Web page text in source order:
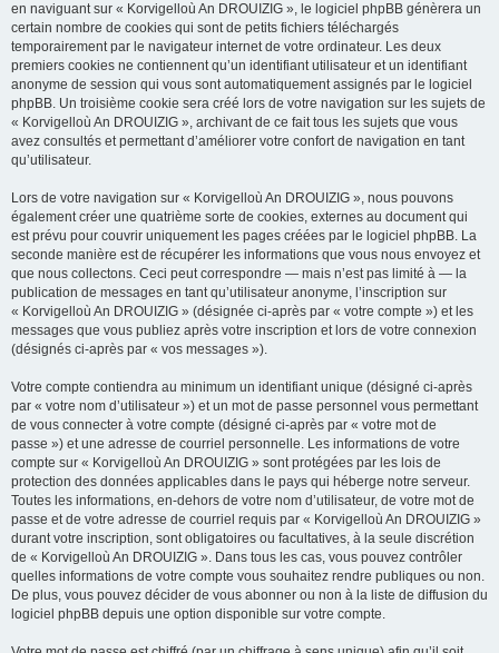
en naviguant sur « Korvigelloù An DROUIZIG », le logiciel phpBB génèrera un
certain nombre de cookies qui sont de petits fichiers téléchargés
temporairement par le navigateur internet de votre ordinateur. Les deux
premiers cookies ne contiennent qu’un identifiant utilisateur et un identifiant
anonyme de session qui vous sont automatiquement assignés par le logiciel
phpBB. Un troisième cookie sera créé lors de votre navigation sur les sujets de
« Korvigelloù An DROUIZIG », archivant de ce fait tous les sujets que vous
avez consultés et permettant d’améliorer votre confort de navigation en tant
qu’utilisateur.
Lors de votre navigation sur « Korvigelloù An DROUIZIG », nous pouvons
également créer une quatrième sorte de cookies, externes au document qui
est prévu pour couvrir uniquement les pages créées par le logiciel phpBB. La
seconde manière est de récupérer les informations que vous nous envoyez et
que nous collectons. Ceci peut correspondre — mais n’est pas limité à — la
publication de messages en tant qu’utilisateur anonyme, l’inscription sur
« Korvigelloù An DROUIZIG » (désignée ci-après par « votre compte ») et les
messages que vous publiez après votre inscription et lors de votre connexion
(désignés ci-après par « vos messages »).
Votre compte contiendra au minimum un identifiant unique (désigné ci-après
par « votre nom d’utilisateur ») et un mot de passe personnel vous permettant
de vous connecter à votre compte (désigné ci-après par « votre mot de
passe ») et une adresse de courriel personnelle. Les informations de votre
compte sur « Korvigelloù An DROUIZIG » sont protégées par les lois de
protection des données applicables dans le pays qui héberge notre serveur.
Toutes les informations, en-dehors de votre nom d’utilisateur, de votre mot de
passe et de votre adresse de courriel requis par « Korvigelloù An DROUIZIG »
durant votre inscription, sont obligatoires ou facultatives, à la seule discrétion
de « Korvigelloù An DROUIZIG ». Dans tous les cas, vous pouvez contrôler
quelles informations de votre compte vous souhaitez rendre publiques ou non.
De plus, vous pouvez décider de vous abonner ou non à la liste de diffusion du
logiciel phpBB depuis une option disponible sur votre compte.